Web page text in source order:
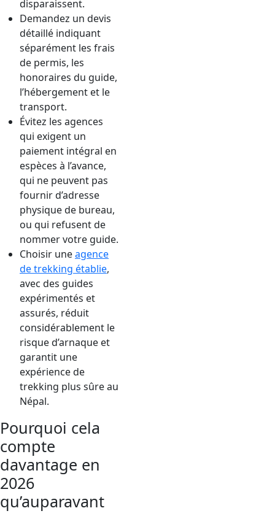
disparaissent.
Demandez un devis
détaillé indiquant
séparément les frais
de permis, les
honoraires du guide,
l’hébergement et le
transport.
Évitez les agences
qui exigent un
paiement intégral en
espèces à l’avance,
qui ne peuvent pas
fournir d’adresse
physique de bureau,
ou qui refusent de
nommer votre guide.
Choisir uneagence
de trekking établie,
avec des guides
expérimentés et
assurés, réduit
considérablement le
risque d’arnaque et
garantit une
expérience de
trekking plus sûre au
Népal.
Pourquoi cela
compte
davantage en
2026
qu’auparavant